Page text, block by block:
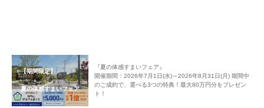
【期間限定】
夏の体感すまいフェア
『夏の体感すまいフェア』
開催期間：2026年7月1日(水)～2026年8月31日(月) 期間中
のご成約で、選べる3つの特典！最大80万円分をプレゼン
ト！